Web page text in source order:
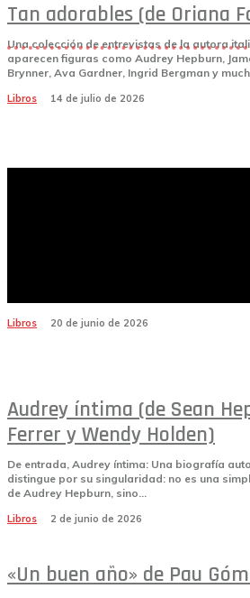
Tan adorables (de Oriana
Una colección de entrevistas de la autora
aparecen figuras como Audrey Hepburn,
Brynner, Ava Gardner, Ingrid Bergman y
Libros 14 de julio de 2026
Libros 20 de junio de 2026
Audrey íntima (de Sean
Ferrer y Wendy Holden)
De entrada, Audrey íntima: Una biografía
distingue por su singularidad: no es una
de Audrey Hepburn, sino...
Libros 2 de junio de 2026
«Un buen año» de Pau